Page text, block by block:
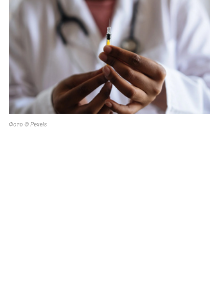
Фото © Pexels